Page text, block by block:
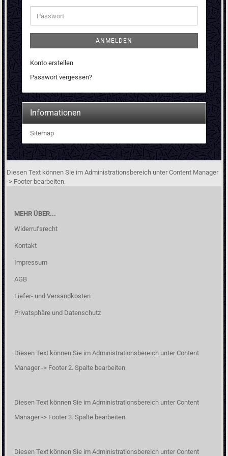
Adresse
Passwort
ANMELDEN
Konto erstellen
Passwort vergessen?
Informationen
Sitemap
Diesen Text können Sie im Administrationsbereich unter Content Manager
-> Footer bearbeiten.
MEHR ÜBER...
Widerrufsrecht
Kontakt
Impressum
AGB
Liefer- und Versandkosten
Privatsphäre und Datenschutz
Diesen Text können Sie im Administrationsbereich unter Content
Manager -> Footer 2. Spalte bearbeiten.
Diesen Text können Sie im Administrationsbereich unter Content
Manager -> Footer 3. Spalte bearbeiten.
Diesen Text können Sie im Administrationsbereich unter Content